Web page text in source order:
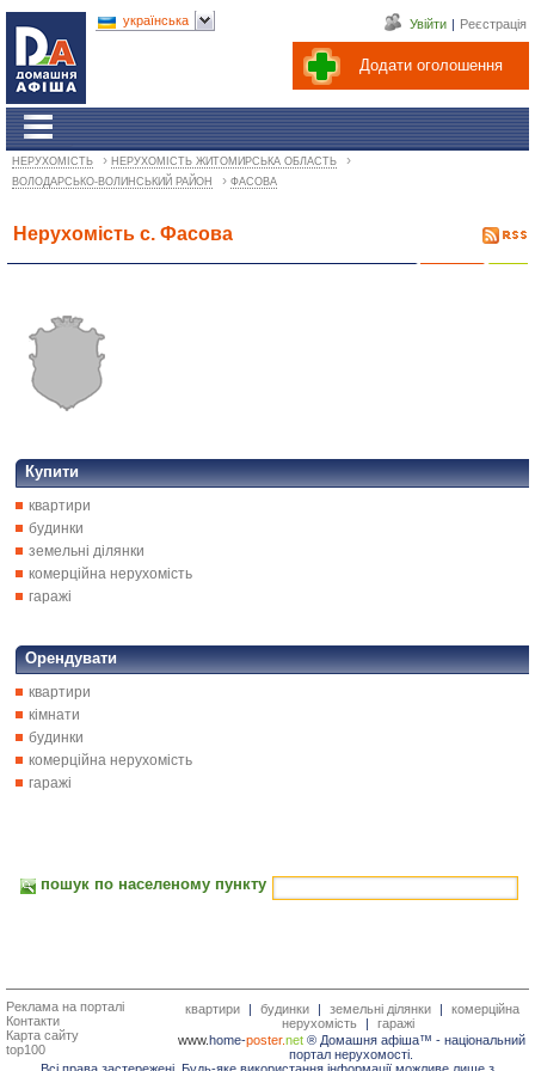
Додати оголошення
Увійти | Реєстрація
українська
НЕРУХОМІСТЬ › НЕРУХОМІСТЬ ЖИТОМИРСЬКА ОБЛАСТЬ ›
ВОЛОДАРСЬКО-ВОЛИНСЬКИЙ РАЙОН › ФАСОВА
Нерухомість с. Фасова
Купити
квартири
будинки
земельні ділянки
комерційна нерухомість
гаражі
Орендувати
квартири
кімнати
будинки
комерційна нерухомість
гаражі
пошук по населеному пункту
Реклама на порталі
Контакти
Карта сайту
top100
квартири | будинки | земельні ділянки |
комерційна
нерухомість
|
гаражі
www.home-poster.net® Домашня афіша™ - національний
портал нерухомості.